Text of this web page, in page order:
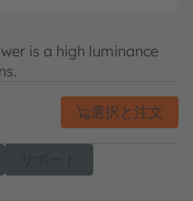
is a high luminance
選択と注文